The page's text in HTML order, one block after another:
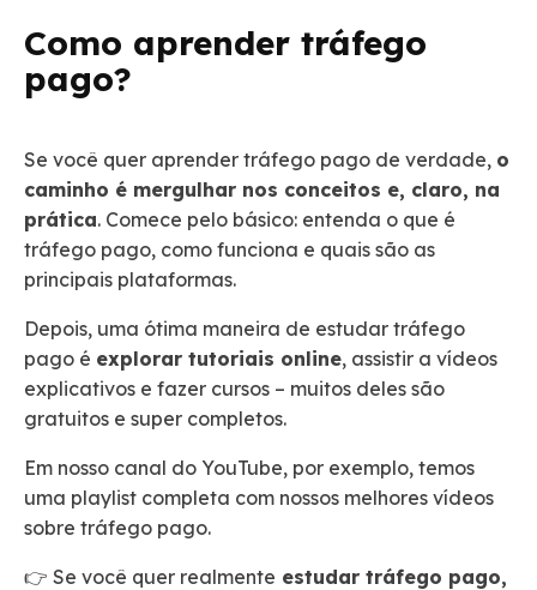
Como aprender tráfego
pago?
Se você quer aprender tráfego pago de verdade, o
caminho é mergulhar nos conceitos e, claro, na
prática. Comece pelo básico: entenda o que é
tráfego pago, como funciona e quais são as
principais plataformas.
Depois, uma ótima maneira de estudar tráfego
pago é explorar tutoriais online, assistir a vídeos
explicativos e fazer cursos – muitos deles são
gratuitos e super completos.
Em nosso canal do YouTube, por exemplo, temos
uma playlist completa com nossos melhores vídeos
sobre tráfego pago.
👉 Se você quer realmente estudar tráfego pago,